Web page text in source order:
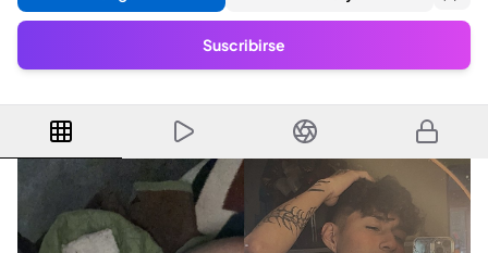
Suscribirse